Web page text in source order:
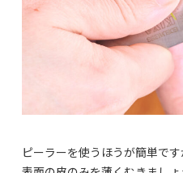
ピーラーを使うほうが簡単で